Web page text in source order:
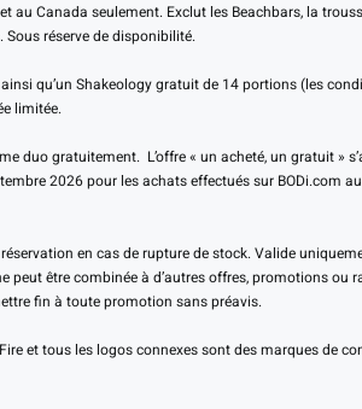
au Canada seulement. Exclut les Beachbars, la
réserve de disponibilité.
qu’un Shakeology gratuit de 14 portions (les
limitée.
duo gratuitement. L’offre « un acheté, un gratuit »
2026 pour les achats effectués sur BODi.com
en cas de rupture de stock. Valide
peut être combinée à d’autres offres, promotions
fin à toute promotion sans préavis.
et tous les logos connexes sont des marques de